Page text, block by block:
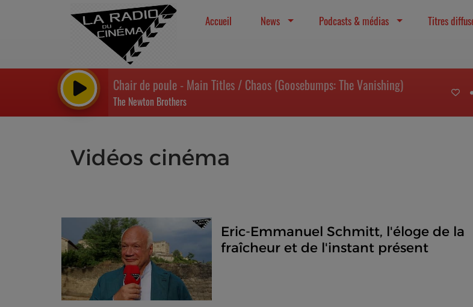
Accueil News Podcasts & médias Titres
Chair de poule - Main Titles / Chaos (Goosebumps: The Vanishing)
The Newton Brothers
Vidéos cinéma
Eric-Emmanuel Schmitt, l'éloge de la
fraîcheur et de l'instant présent